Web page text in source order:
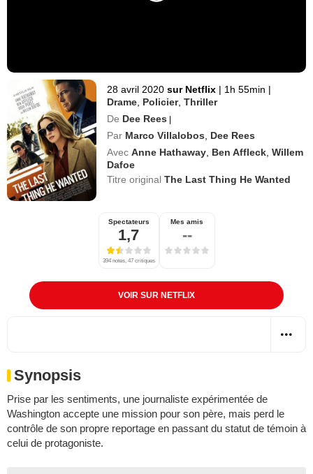
28 avril 2020 sur Netflix | 1h 55min |
Drame Policier,Thriller
De Dee Rees |
Par Marco Villalobos
Dee Rees
Avec Anne Hathaway Ben Affleck ,Willem
Dafoe
Titre originalThe Last Thing He Wanted
Spectateurs
1,7
394 notes, 47 critiques
Mes amis
--
VOIR SUR NETFLIX
Synopsis
Prise par les sentiments, une journaliste expérimentée de
Washington accepte une mission pour son père, mais perd le
contrôle de son propre reportage en passant du statut de témoin à
celui de protagoniste.